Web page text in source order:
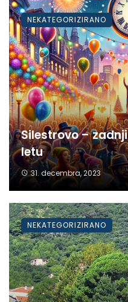
Silestrovo –
letu
31. decembra, 2023
NEKATEGORIZIRANO
NEKATEGORIZIRANO